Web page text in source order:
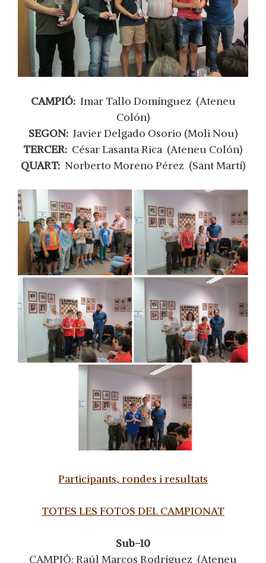
CAMPIÓ:Imar Tallo Domínguez (Ateneu
Colón)
SEGON:Javier Delgado Osorio (Moli Nou)
TERCER: César Lasanta Rica (Ateneu Colón)
QUART:Norberto Moreno Pérez (Sant Martí)
Participants, rondes i resultats
TOTES LES FOTOS DEL CAMPIONAT
Sub-10
CAMPIÓ: Raúl Marcos Rodríguez (Ateneu